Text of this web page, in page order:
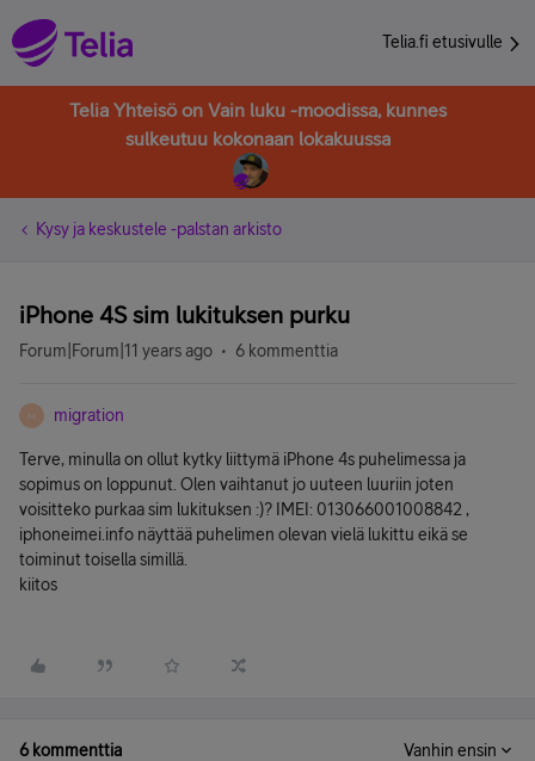
Telia.fi etusivulle
Telia Yhteisö on Vain luku -moodissa, kunnes
sulkeutuu kokonaan lokakuussa
Kysy ja keskustele -palstan arkisto
iPhone 4S sim lukituksen purku
Forum|Forum|11 years ago 6 kommenttia
M migration
Terve, minulla on ollut kytky liittymä iPhone 4s puhelimessa ja
sopimus on loppunut. Olen vaihtanut jo uuteen luuriin joten
voisitteko purkaa sim lukituksen :)? IMEI: 013066001008842 ,
iphoneimei.info näyttää puhelimen olevan vielä lukittu eikä se
toiminut toisella simillä.
kiitos
6 kommenttia Vanhin ensin